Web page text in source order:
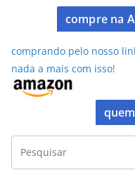
compre na
comprando pelo nosso
nada a mais com isso!